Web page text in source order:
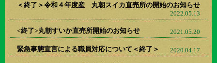
＜終了＞令和４年度産 丸朝スイカ直売所の開始のお知らせ
2022.05.13
<終了>丸朝すいか直売所開始のお知らせ 2021.05.20
緊急事態宣言による職員対応について＜終了＞ 2020.04.17